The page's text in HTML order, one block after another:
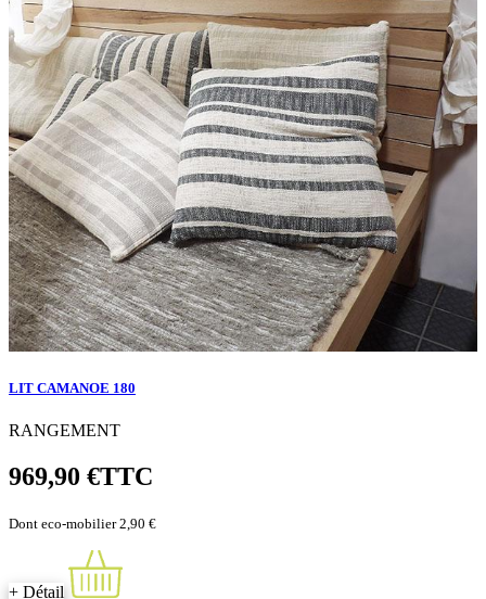
LIT CAMANOE 180
RANGEMENT
969,90 €TTC
Dont eco-mobilier 2,90 €
+ Détail